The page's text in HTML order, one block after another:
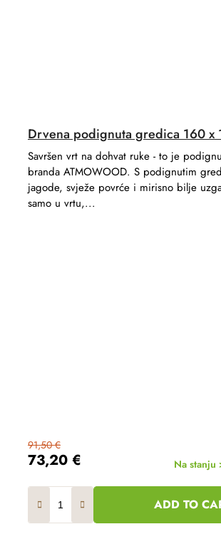
Drvena podignuta gredica 160 x
73,20 €
91,50 €
Na stanju
ADD TO
Savršen vrt na dohvat ruke - to je
branda ATMOWOOD. S podignutim
jagode, svježe povrće i mirisno bilje
samo u vrtu,...